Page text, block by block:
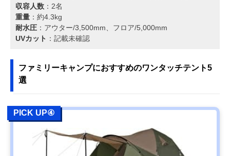
収容人数 ：2名
重量 ：約4.3kg
耐水圧 ：アウター/3,500mm、フロア/5,000mm
UVカット ：記載未確認
ファミリーキャンプにおすすめのワンタッチテント5
選
PICK UP④